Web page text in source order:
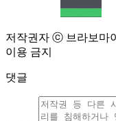
저작권자 ⓒ 브라보마
이용 금지
댓글